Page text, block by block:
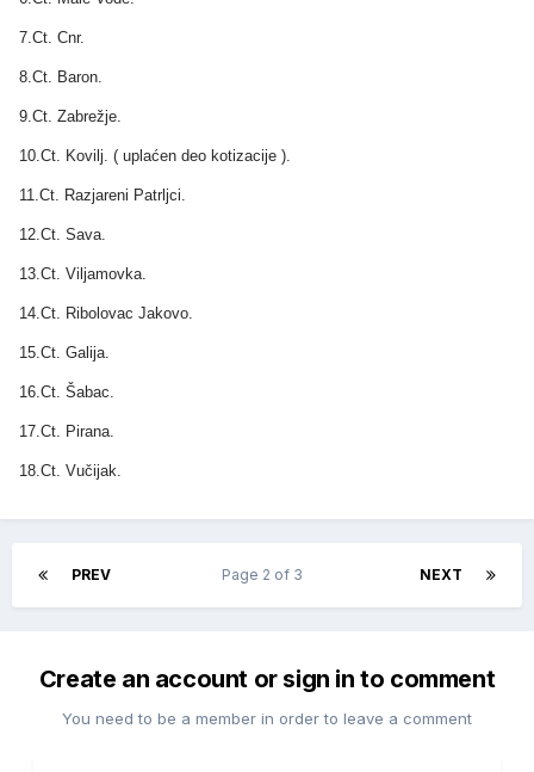
7.Ct. Cnr.
8.Ct. Baron.
9.Ct. Zabrežje.
10.Ct. Kovilj. ( uplaćen deo kotizacije ).
11.Ct. Razjareni Patrljci.
12.Ct. Sava.
13.Ct. Viljamovka.
14.Ct. Ribolovac Jakovo.
15.Ct. Galija.
16.Ct. Šabac.
17.Ct. Pirana.
18.Ct. Vučijak.
PREV NEXT
Page 2 of 3
Create an account or sign in to comment
You need to be a member in order to leave a comment